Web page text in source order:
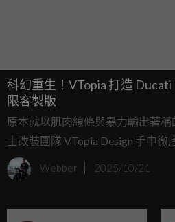
科幻重生！VTopia 打造
限客製版
原本就以肌肉線條與暴力輸出著
士改裝團隊 VTopia Design 手中徹
來動畫世界穿越而來的機械獸
Webber 2025/10/21